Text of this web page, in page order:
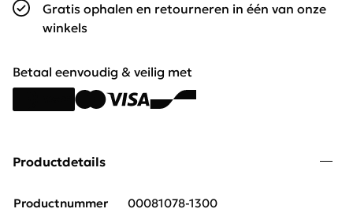
Gratis ophalen en retourneren in één van onze
winkels
Betaal eenvoudig & veilig met
Productdetails
Productnummer
00081078-1300